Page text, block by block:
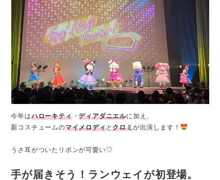
今年はハローキティ・ディアダニエルに加え、
新コスチュームのマイメロディとクロミが出演します！
うさ耳がついたリボンが可愛い♡
手が届きそう！ランウェイが初登場。